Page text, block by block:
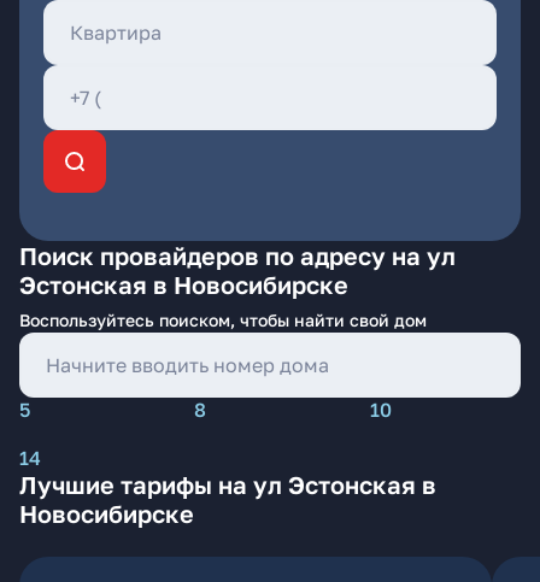
Поиск провайдеров по адресу на ул
Эстонская в Новосибирске
Воспользуйтесь поиском, чтобы найти свой дом
5 8
10
14
Лучшие тарифы на ул Эстонская в
Новосибирске